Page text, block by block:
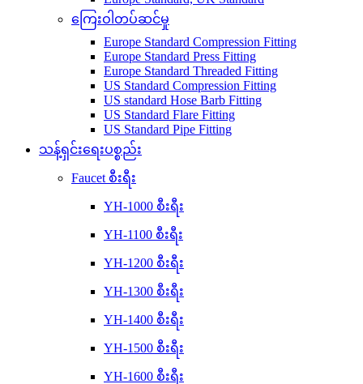
ကြေးဝါတပ်ဆင်မှု
Europe Standard Compression Fitting
Europe Standard Press Fitting
Europe Standard Threaded Fitting
US Standard Compression Fitting
US standard Hose Barb Fitting
US Standard Flare Fitting
US Standard Pipe Fitting
သန့်ရှင်းရေးပစ္စည်း
Faucet စီးရီး
YH-1000 စီးရီး
YH-1100 စီးရီး
YH-1200 စီးရီး
YH-1300 စီးရီး
YH-1400 စီးရီး
YH-1500 စီးရီး
YH-1600 စီးရီး